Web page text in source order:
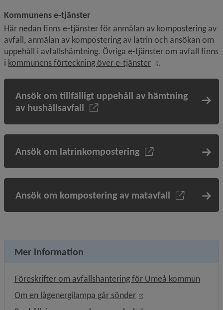
Kommunens e-tjänster
Här nedan finns e-tjänster för anmälan av kompostering av
avfall, anmälan av kompostering av latrin och ansökan om
uppehåll i avfallshämtning. Övriga e-tjänster om avfall finns
i kommunens förteckning över e-tjänster Länk till annan
.
Ansök om tillfälligt uppehåll av hämtning
av hushållsavfall
Ansök om latrinkompostering
Ansök om kompostering av matavfall
Mer information
Föreskrifter om avfallshantering för Umeå kommun
Om en lågenergilampa går sönder
Länk till annan